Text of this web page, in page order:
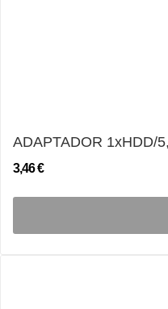
ADAPTADOR 1xHDD/
3,46 €